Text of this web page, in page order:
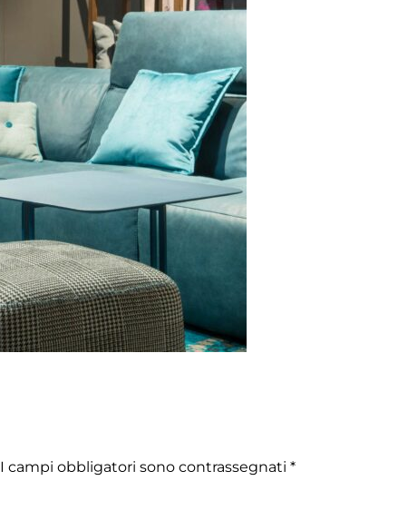
I campi obbligatori sono contrassegnati *